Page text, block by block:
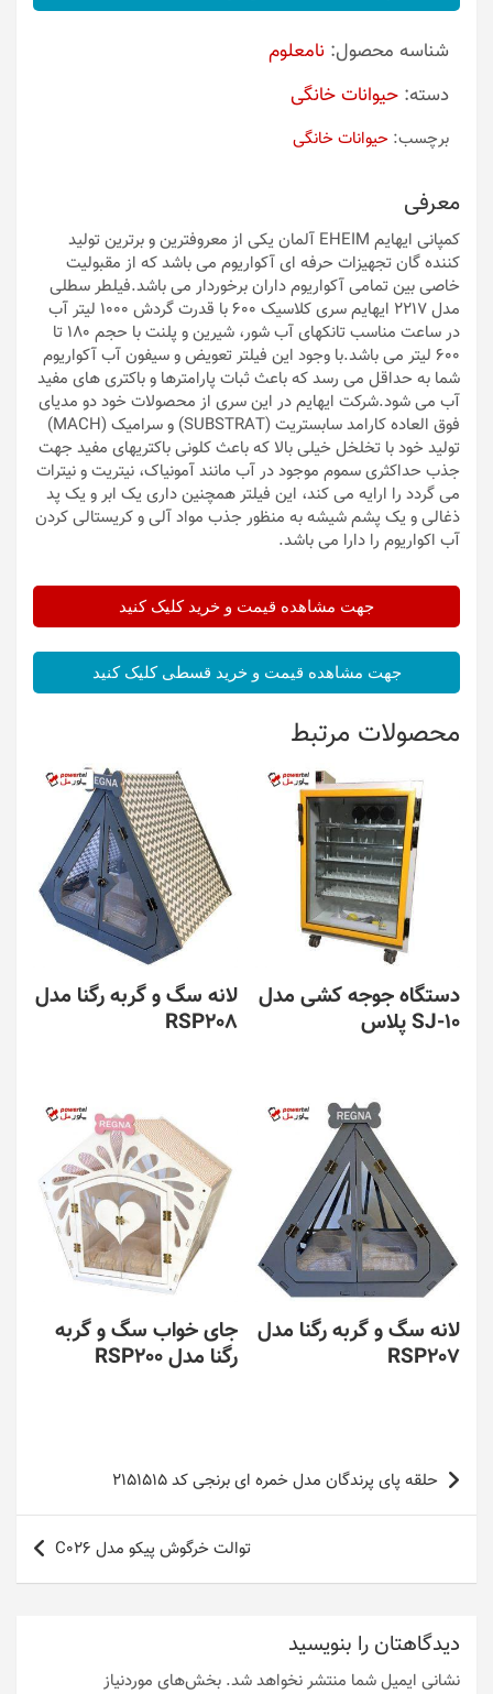
شناسه محصول: نامعلوم
دسته: حیوانات خانگی
برچسب: حیوانات خانگی
معرفی
کمپانی ایهایم EHEIM آلمان یکی از معروفترین و برترین تولید
کننده گان تجهیزات حرفه ای آکواریوم می باشد که از مقبولیت
خاصی بین تمامی آکواریوم داران برخوردار می باشد.فیلطر سطلی
مدل 2217 ایهایم سری کلاسیک 600 با قدرت گردش 1000 لیتر آب
در ساعت مناسب تانکهای آب شور، شیرین و پلنت با حجم 180 تا
600 لیتر می باشد.با وجود این فیلتر تعویض و سیفون آب آکواریوم
شما به حداقل می رسد که باعث ثبات پارامترها و باکتری های مفید
آب می شود.شرکت ایهایم در این سری از محصولات خود دو مدیای
فوق العاده کارامد سابستریت (SUBSTRAT) و سرامیک (MACH)
تولید خود با تخلخل خیلی بالا که باعث کلونی باکتریهای مفید جهت
جذب حداکثری سموم موجود در آب مانند آمونیاک، نیتریت و نیترات
می گردد را ارایه می کند، این فیلتر همچنین داری یک ابر و یک پد
ذغالی و یک پشم شیشه به منظور جذب مواد آلی و کریستالی کردن
آب اکواریوم را دارا می باشد.
جهت مشاهده قیمت و خرید کلیک کنید
جهت مشاهده قیمت و خرید قسطی کلیک کنید
محصولات مرتبط
دستگاه جوجه کشی مدل
SJ-10 پلاس
لانه سگ و گربه رگنا مدل
RSP208
لانه سگ و گربه رگنا مدل
RSP207
جای خواب سگ و گربه
رگنا مدل RSP200
راهبری
نوشته
حلقه پای پرندگان مدل خمره ای برنجی کد 2151515
توالت خرگوش پیکو مدل C026
دیدگاهتان را بنویسید
نشانی ایمیل شما منتشر نخواهد شد. بخش‌های موردنیاز